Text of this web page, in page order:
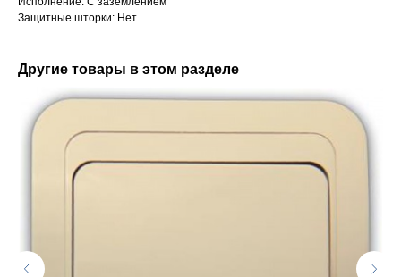
Защитные шторки: Нет
Другие товары в этом разделе